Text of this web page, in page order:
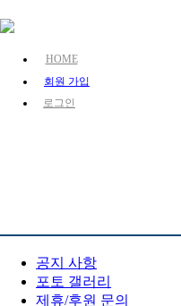
HOME
회원 가입
로그인
공지 사항
포토 갤러리
제휴/후원 문의